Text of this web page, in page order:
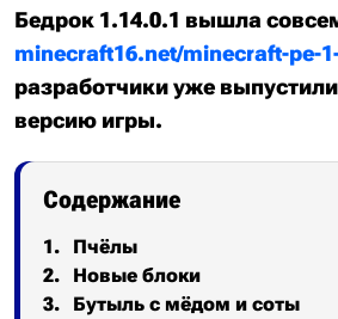
Бедрок 1.14.0.1 вышла
minecraft16.net/minecraft-pe-
разработчики уже
версию игры.
Содержание
Пчёлы
Новые блоки
Бутыль с мёдом и соты